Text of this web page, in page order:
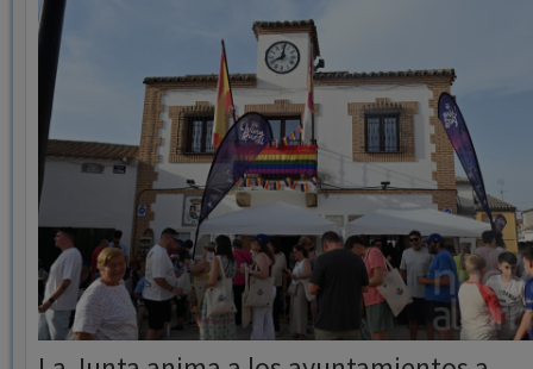
La Junta anima a los ayuntamientos a
participar en el programa 'Moviliza tu
rural'